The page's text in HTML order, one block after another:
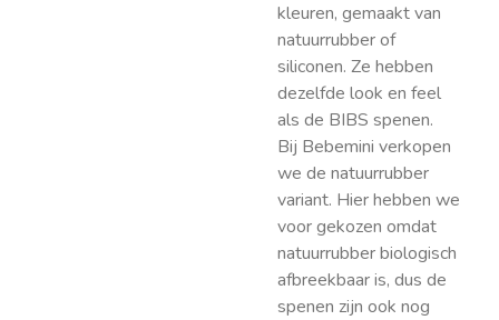
kleuren, gemaakt van
natuurrubber of
siliconen. Ze hebben
dezelfde look en feel
als de BIBS spenen.
Bij Bebemini verkopen
we de natuurrubber
variant. Hier hebben we
voor gekozen omdat
natuurrubber biologisch
afbreekbaar is, dus de
spenen zijn ook nog